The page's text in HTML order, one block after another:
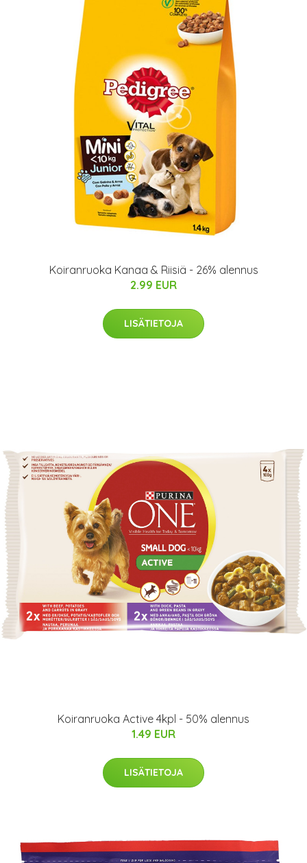
Koiranruoka Kanaa & Riisiä - 26% alennus
2.99 EUR
LISÄTIETOJA
Koiranruoka Active 4kpl - 50% alennus
1.49 EUR
LISÄTIETOJA